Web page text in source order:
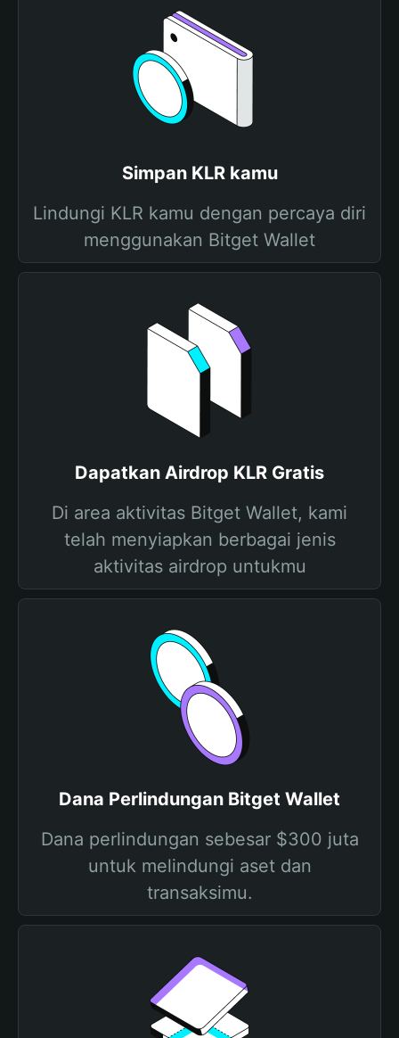
Simpan KLR kamu
Lindungi KLR kamu dengan percaya diri
menggunakan Bitget Wallet
Dapatkan Airdrop KLR Gratis
Di area aktivitas Bitget Wallet, kami
telah menyiapkan berbagai jenis
aktivitas airdrop untukmu
Dana Perlindungan Bitget Wallet
Dana perlindungan sebesar $300 juta
untuk melindungi aset dan
transaksimu.